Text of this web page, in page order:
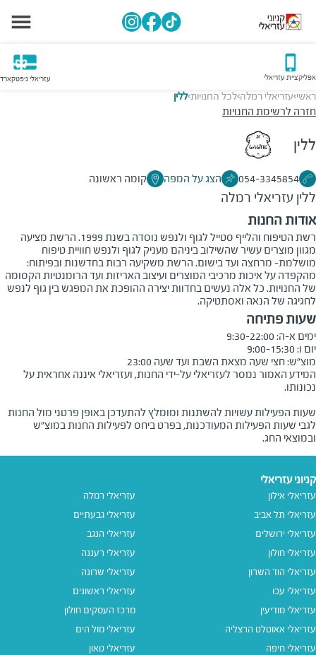
אפליקציית עזריאלי עזריאלי גיפטקארד
ראשי>עזריאלי רמלה>לכל החנויות>ללין
חזרה לרשימת החנויות
ללין
054-3345854 הצג על המפה קומה ראשונה
ללין עזריאלי רמלה
אודות החנות
רשת הטיפוח והלייף סטייל לגוף ולנפש נוסדה בשנת 1999. הרשת מציעה
מגוון מוצרים עשיר שהשילוב ביניהם מעניק לגוף ולנפש חוויית טיפוח
מושלמת- מרחצה ועד בישום. הרשת משקיעה רבות בחדשנות ובפיתוח:
מהקפדה על איכות מרכיבי המוצרים ועיצוב האריזות ועד הרומנטיות הקסומה
של החנויות. כל אלה נעשים בחדוות יצירה ההופכת את המפגש בין גוף לנפש
לחגיגה של הנאה ואסתטיקה.
שעות פתיחה
מוצ״ש: חצי שעה מצאת השבת ועד שעה 23:00
המידע האמור נמסר לעזריאלי על-ידי החנות, ועזריאלי איננה אחראית על
שעות הפעילות עשויות להשתנות ומומלץ להתעדכן באופן פרטני מול החנות
לגבי שעות הפעילות המעודכנות, בפרט ביחס לפעילות החנות במוצ"ש
ובמוצאי החג.
קניוני עזריאלי
עזריאלי אילון
עזריאלי תל אביב
עזריאלי ירושלים
עזריאלי חולון
עזריאלי הוד השרון
עזריאלי עכו
עזריאלי מודיעין
עזריאלי אאוטלט הרצליה
עזריאלי חיפה
עזריאלי רמלה
עזריאלי גבעתיים
עזריאלי הנגב
עזריאלי רעננה
עזריאלי שרונה
עזריאלי ראשונים
מרכז העסקים חולון
עזריאלי מול הים
עזריאלי טאון